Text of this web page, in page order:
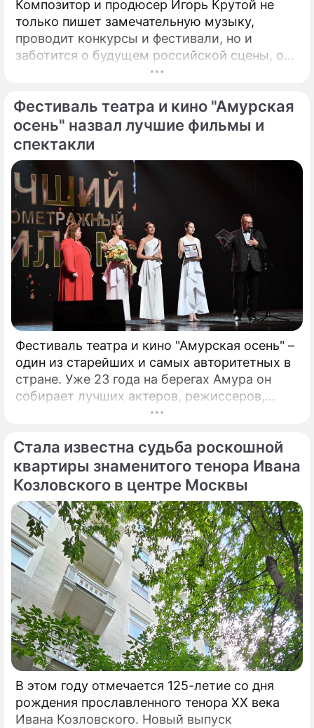
Композитор и продюсер Игорь Крутой не
только пишет замечательную музыку,
проводит конкурсы и фестивали, но и
заботится о будущем российской сцены, о
том, кто будет петь завтра. Именно для
"Детская Новая волна". Его задачи –
предоставлять юным артистам
возможность заявить о своём вокальном
открывать слушателям новые имена
талантливых исполнителей из разных
городов России.
Фестиваль театра и кино "Амурская
осень" назвал лучшие фильмы и
спектакли
Фестиваль театра и кино "Амурская осень" –
один из старейших и самых авторитетных в
стране. Уже 23 года на берегах Амура он
собирает лучших актеров, режиссеров,
который проходит в Благовещенске, назвал
победителей. Это те ленты и спектакли,
которые обязательно надо посмотреть!
Зрителями фестиваля стали больше 17
тысяч человек, а гостями – свыше 400
человек.
Стала известна судьба роскошной
квартиры знаменитого тенора Ивана
Козловского в центре Москвы
В этом году отмечается 125-летие со дня
рождения прославленного тенора XX века
Ивана Козловского. Новый выпуск